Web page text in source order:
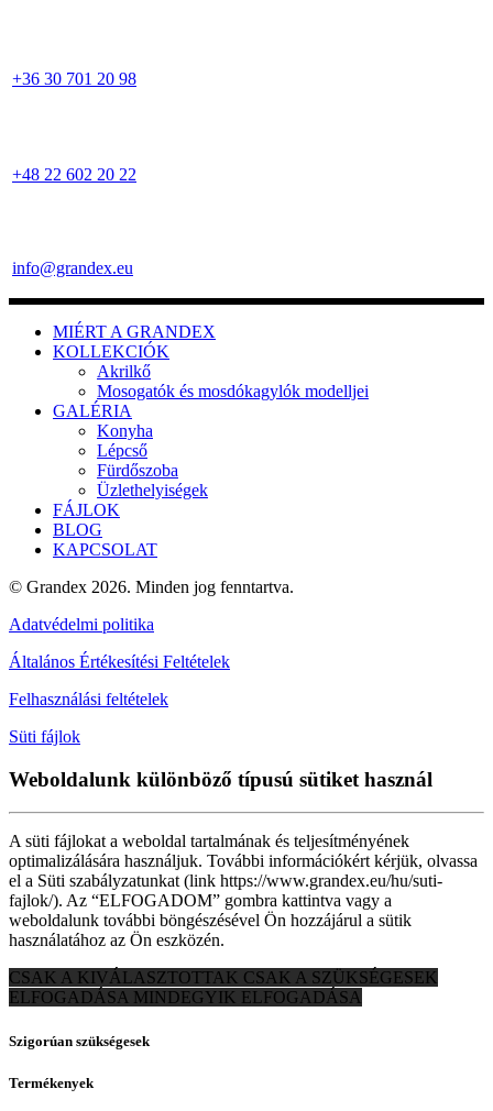
+36 30 701 20 98
+48 22 602 20 22
info@grandex.eu
MIÉRT A GRANDEX
KOLLEKCIÓK
Akrilkő
Mosogatók és mosdókagylók modelljei
GALÉRIA
Konyha
Lépcső
Fürdőszoba
Üzlethelyiségek
FÁJLOK
BLOG
KAPCSOLAT
© Grandex 2026. Minden jog fenntartva.
Adatvédelmi politika
Általános Értékesítési Feltételek
Felhasználási feltételek
Süti fájlok
Weboldalunk különböző típusú sütiket használ
A süti fájlokat a weboldal tartalmának és teljesítményének
optimalizálására használjuk. További információkért kérjük, olvassa
el a Süti szabályzatunkat (link https://www.grandex.eu/hu/suti-
fajlok/). Az “ELFOGADOM” gombra kattintva vagy a
weboldalunk további böngészésével Ön hozzájárul a sütik
használatához az Ön eszközén.
CSAK A KIVÁLASZTOTTAK CSAK A SZÜKSÉGESEK
ELFOGADÁSA MINDEGYIK ELFOGADÁSA
Szigorúan szükségesek
Termékenyek